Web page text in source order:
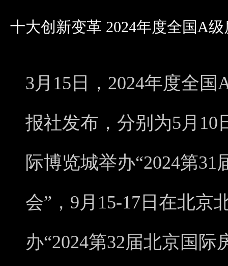
十大创新变革 2024年度全国A
3月15日，2024年度全
报社发布，分别为5月10
际博览城举办“2024第
会”，9月15-17日在北京
办“2024第32届北京国际